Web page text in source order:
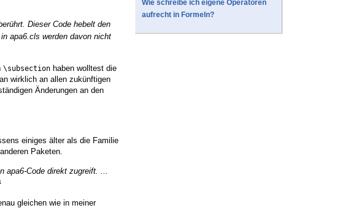
Dieser Code hebelt den
apa6.cls werden davon nicht
\subsection haben wolltest die
wirklich an allen zukünftigen
Änderungen an den
einiges älter als die Familie
Paketen.
Code direkt zugreift. ...
gleichen wie in meiner
Wie schreibe ich eigene Operatoren
aufrecht in Formeln?